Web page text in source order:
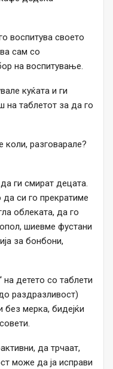
воспитува своето
сам со
на воспитување.
куќата и ги
на таблетот за да го
коли, разговарале?
ги смират децата.
си го прекратиме
облеката, да го
шиевме фустани
за бонбони,
детето со таблети
раздразливост)
без мерка, бидејќи
да трчаат,
може да ја исправи